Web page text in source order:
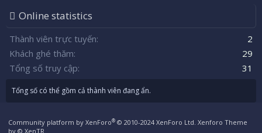
Online statistics
Thành viên trực tuyến
2
Khách ghé thăm
29
Tổng số truy cập
31
Tổng số có thể gồm cả thành viên đang ẩn.
Community platform by XenForo® © 2010-2024 XenForo Ltd. Xenforo Theme
by © XenTR